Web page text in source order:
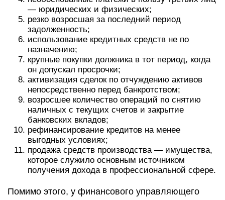
— юридических и физических;
резко возросшая за последний период
задолженность;
использование кредитных средств не по
назначению;
крупные покупки должника в тот период, когда
он допускал просрочки;
активизация сделок по отчуждению активов
непосредственно перед банкротством;
возросшее количество операций по снятию
наличных с текущих счетов и закрытие
банковских вкладов;
рефинансирование кредитов на менее
выгодных условиях;
продажа средств производства — имущества,
которое служило основным источником
получения дохода в профессиональной сфере.
Помимо этого, у финансового управляющего